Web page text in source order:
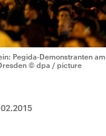
Pegida-Demonstranten am
© dpa / picture